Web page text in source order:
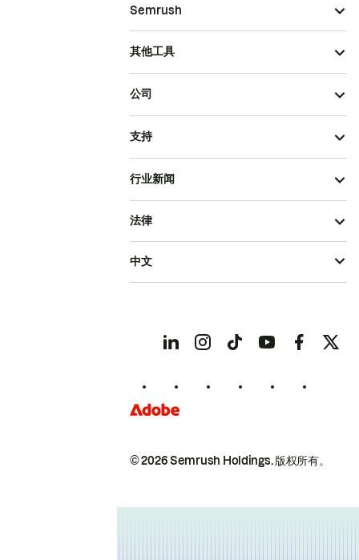
Semrush
其他工具
公司
支持
行业新闻
© 2026 Semrush Holdings.版权所有。
法律
中文